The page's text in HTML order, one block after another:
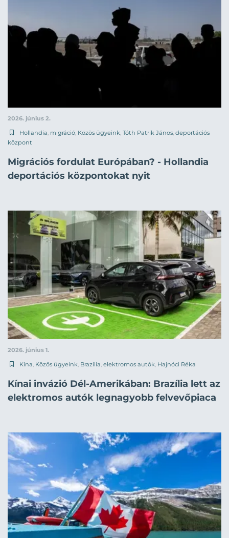
2026. június 2.
Hollandia, migráció, Közös ügyeink, Tóth Patrik János, deportációs
központ
Migrációs fordulat Európában? - Hollandia
deportációs központokat nyit
2026. június 1.
Kína, Közös ügyeink, Brazília, elektromos autók, Hajnóci Réka
Kínai invázió Dél-Amerikában: Brazília lett az
elektromos autók legnagyobb felvevőpiaca